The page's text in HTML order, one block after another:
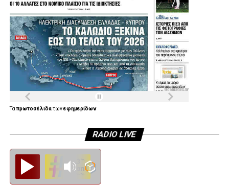
.
.
.
Ταπρωτοσέλιδατωνεφημερίδων
RADIO LIVE